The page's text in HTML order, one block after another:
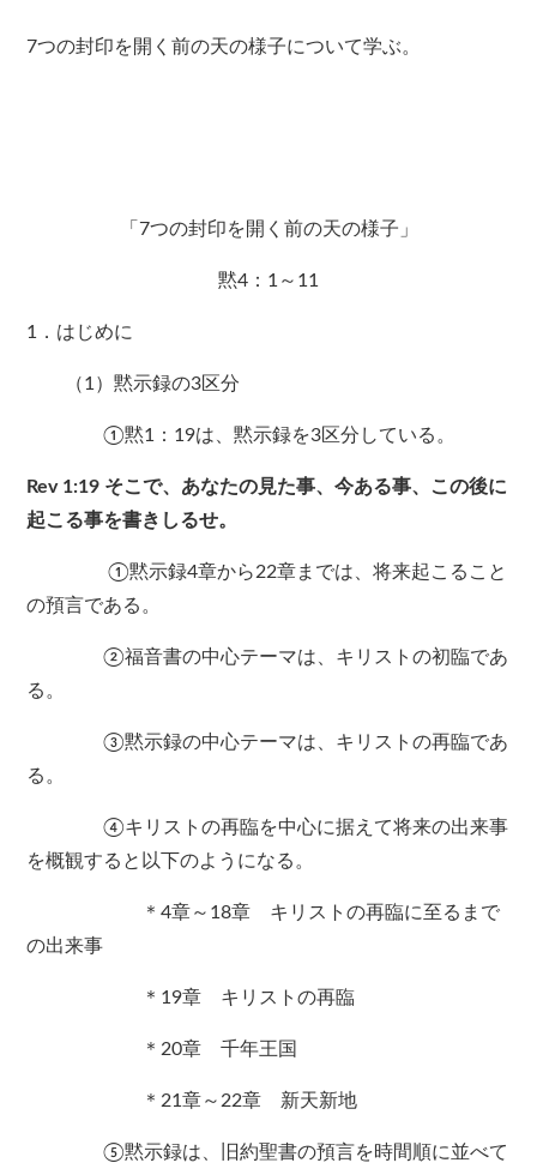
7つの封印を開く前の天の様子について学ぶ。
「7つの封印を開く前の天の様子」
黙4：1～11
1．はじめに
（1）黙示録の3区分
①黙1：19は、黙示録を3区分している。
Rev 1:19 そこで、あなたの見た事、今ある事、この後に
起こる事を書きしるせ。
①黙示録4章から22章までは、将来起こること
の預言である。
②福音書の中心テーマは、キリストの初臨であ
る。
③黙示録の中心テーマは、キリストの再臨であ
る。
④キリストの再臨を中心に据えて将来の出来事
を概観すると以下のようになる。
＊4章～18章 キリストの再臨に至るまで
の出来事
＊19章 キリストの再臨
＊20章 千年王国
＊21章～22章 新天新地
⑤黙示録は、旧約聖書の預言を時間順に並べて